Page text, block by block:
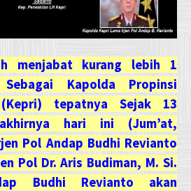
menjabat kurang lebih 1
Kapolda Propinsi
tepatnya Sejak 13
hari ini (Jum’at,
Pol Andap Budhi Revianto
Pol Dr. Aris Budiman, M. Si.
Budhi Revianto akan